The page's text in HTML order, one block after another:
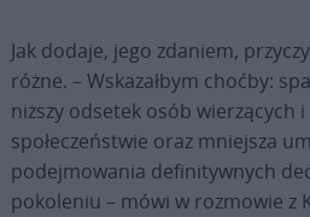
Jak dodaje, jego zdaniem,
różne. – Wskazałbym choćby:
niższy odsetek osób wierzących
społeczeństwie oraz mniejsza
podejmowania definitywnych
pokoleniu – mówi w rozmowie z